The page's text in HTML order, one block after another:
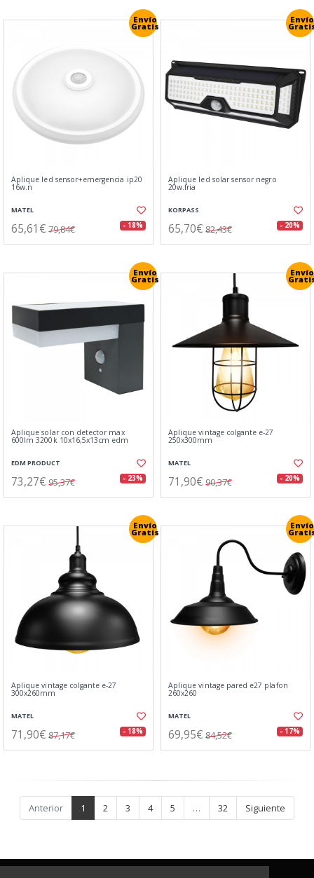
Envío
Gratis
Aplique led sensor+emergencia ip20
16w.n
MATEL
65,61€ 79,84€ - 18%
Envío
Aplique led solar sensor negro
20w.fria
KORPASS
65,70€ 82,43€ - 20%
Envío
Gratis
Aplique solar con detector max
600lm 3200k 10x16,5x13cm edm
EDM PRODUCT
73,27€ 95,37€ - 23%
Envío
Aplique vintage colgante e-27
250x300mm
MATEL
71,90€ 90,37€ - 20%
Envío
Gratis
Aplique vintage colgante e-27
300x260mm
MATEL
71,90€ 87,17€ - 18%
Envío
Aplique vintage pared e27 plafon
260x260
MATEL
69,95€ 84,52€ - 17%
Anterior 1 2 3 4 5 … 32 Siguiente